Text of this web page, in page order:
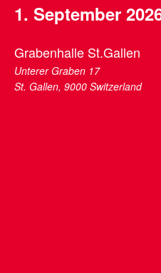
1. September
Grabenhalle St.Gallen
Unterer Graben 17
St. Gallen, 9000 Switzerland